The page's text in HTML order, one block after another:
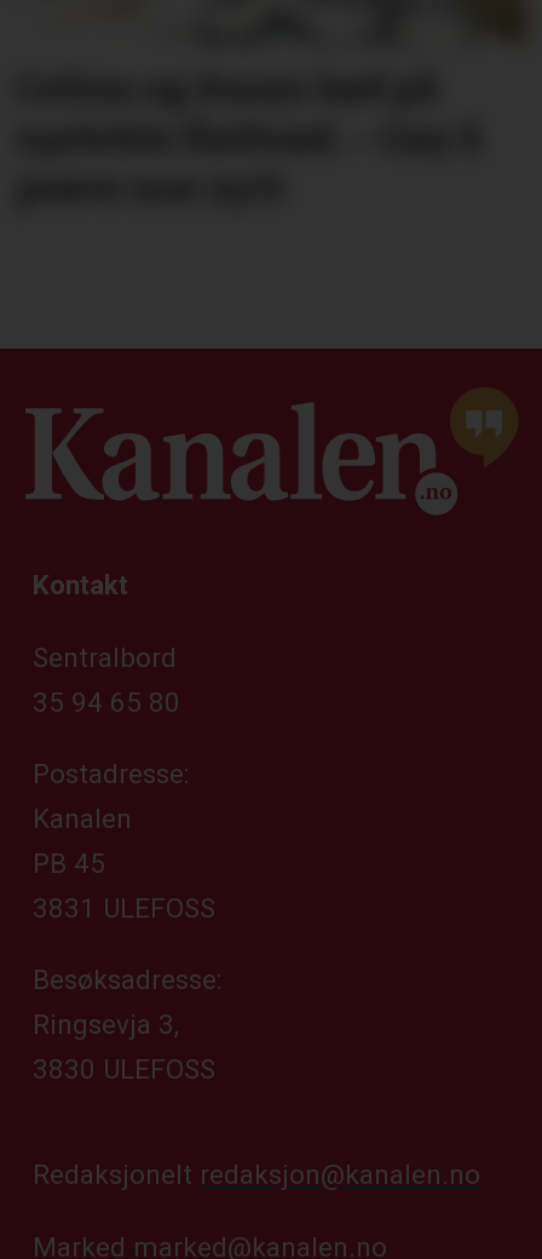
Kontakt
Sentralbord
35 94 65 80
Postadresse:
Kanalen
PB 45
3831 ULEFOSS
Besøksadresse:
Ringsevja 3,
3830 ULEFOSS
Redaksjonelt redaksjon@kanalen.no
Marked marked@kanalen.no